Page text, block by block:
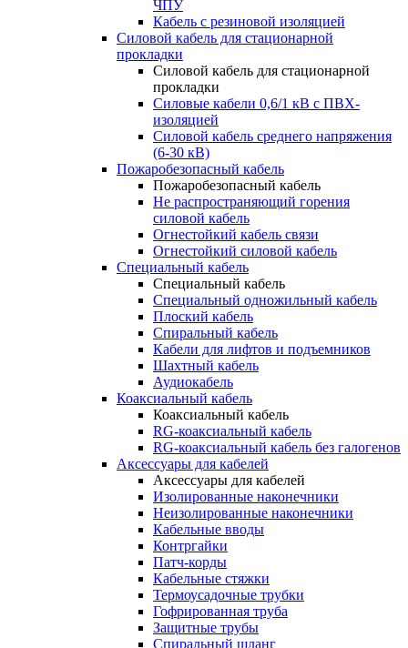
ЧПУ
Кабель с резиновой изоляцией
Силовой кабель для стационарной
прокладки
Силовой кабель для стационарной
прокладки
Силовые кабели 0,6/1 кВ с ПВХ-
изоляцией
Силовой кабель среднего напряжения
(6-30 кВ)
Пожаробезопасный кабель
Пожаробезопасный кабель
Не распространяющий горения
силовой кабель
Огнестойкий кабель связи
Огнестойкий силовой кабель
Специальный кабель
Специальный кабель
Специальный одножильный кабель
Плоский кабель
Спиральный кабель
Кабели для лифтов и подъемников
Шахтный кабель
Аудиокабель
Коаксиальный кабель
Коаксиальный кабель
RG-коаксиальный кабель
RG-коаксиальный кабель без галогенов
Аксессуары для кабелей
Аксессуары для кабелей
Изолированные наконечники
Неизолированные наконечники
Кабельные вводы
Контргайки
Патч-корды
Кабельные стяжки
Термоусадочные трубки
Гофрированная труба
Защитные трубы
Спиральный шланг